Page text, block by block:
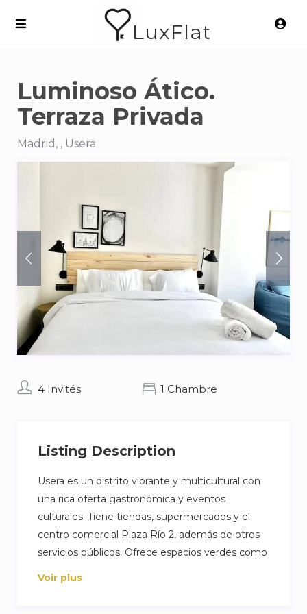
LuxFlat
Luminoso Ático.
Terraza Privada
Madrid, , Usera
4 Invités 1 Chambre
Listing Description
Usera es un distrito vibrante y multicultural con
una rica oferta gastronómica y eventos
culturales. Tiene tiendas, supermercados y el
centro comercial Plaza Río 2, además de otros
servicios públicos. Ofrece espacios verdes como
el Parque de Madrid Río para actividades al aire
Voir plus